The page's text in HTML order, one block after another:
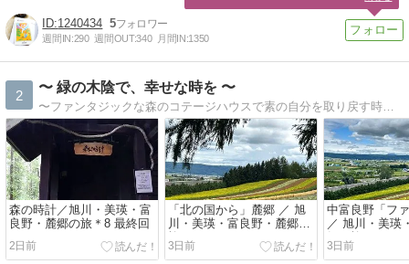
1240434 5
週間IN:290 週間OUT:340 月間IN:1350
2
〜 緑の木陰で、幸せな時を 〜
〜ファンタジックな森のコテージハウスで素の自分を取り戻す時間を〜東京から札幌へ移り住み、50代で夢を叶えたアロマセラピストが綴るセンス・オブ・ワンダー。
森の時計／旭川・美瑛・富
良野・麓郷の旅＊8 最終回
2日前
「北の国から」麓郷 ／ 旭
川・美瑛・富良野・麓郷の
旅＊7
3日前
中富良野「フ
／ 旭川・美瑛
郷の旅＊6
3日前